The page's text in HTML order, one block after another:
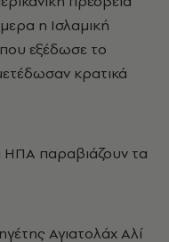
η Ισλαμική
εξέδωσε το
κρατικά
ΗΠΑ παραβιάζουν τα
Αγιατολάχ Αλί